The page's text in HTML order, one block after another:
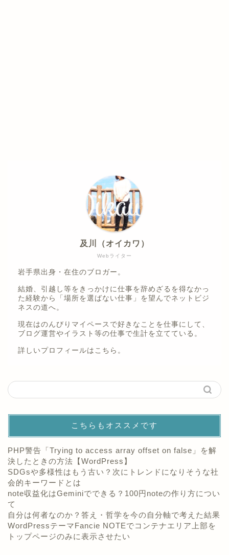
Webライター
及川（オイカワ）
岩手県出身・在住のブロガー。
結婚、引越し等をきっかけに仕事を辞めざるを得なかっ
た経験から「場所を選ばない仕事」を望んでネットビジ
ネスの道へ。
現在はのんびりマイペースで好きなことを仕事にして、
ブログ運営やイラスト等の仕事で生計を立てている。
詳しいプロフィールは こちら。
こちらもオススメです
PHP警告「Trying to access array offset on false」を解
決したときの方法【WordPress】
SDGsや多様性はもう古い？次にトレンドになりそうな社
会的キーワードとは
note収益化はGeminiでできる？100円noteの作り方につい
て
自分は何者なのか？答え・哲学を今の自分軸で考えた結果
WordPressテーマFancie NOTEでコンテナエリア上部を
トップページのみに表示させたい